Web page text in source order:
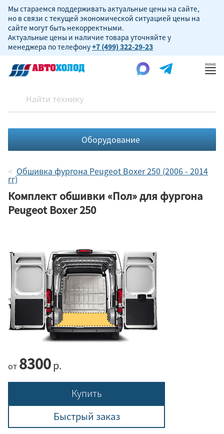
Мы стараемся поддерживать актуальные цены на сайте,
но в связи с текущей экономической ситуацией цены на
сайте могут быть некорректными.
Актуальные цены и наличие товара уточняйте у
менеджера по телефону+7 (499) 322-29-23
Оборудование
Обшивка фургона Peugeot Boxer 250 (2006 - 2014
гг)
Комплект обшивки «Пол» для фургона
Peugeot Boxer 250
от 8300р.
Купить
Быстрый заказ